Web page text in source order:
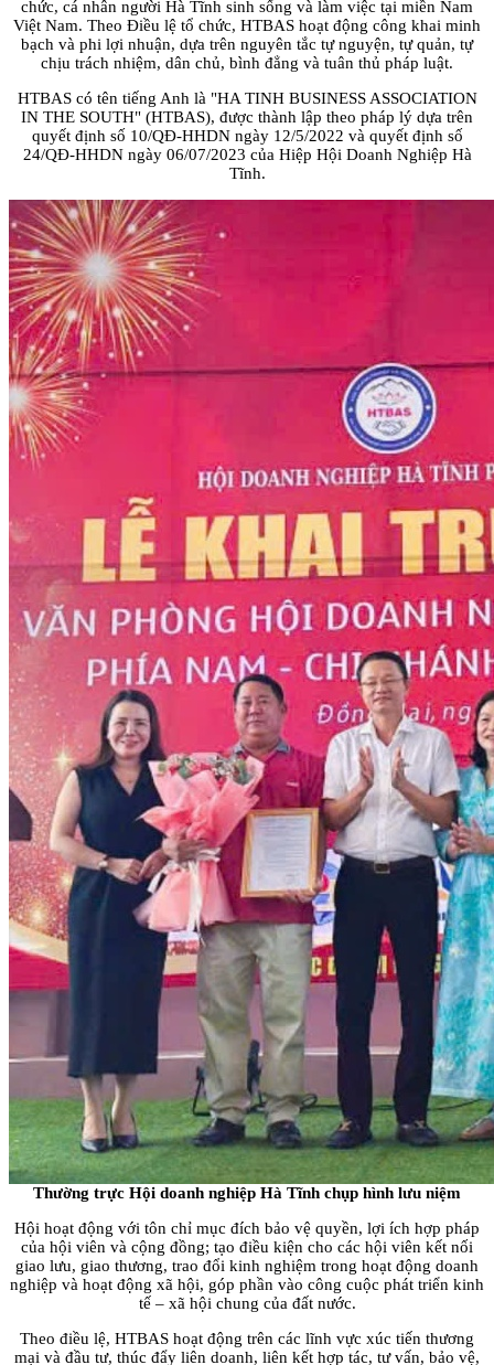
chức, cá nhân người Hà Tĩnh sinh sống và làm việc tại miền Nam
Việt Nam. Theo Điều lệ tổ chức, HTBAS hoạt động công khai minh
bạch và phi lợi nhuận, dựa trên nguyên tắc tự nguyện, tự quản, tự
chịu trách nhiệm, dân chủ, bình đẳng và tuân thủ pháp luật.
HTBAS có tên tiếng Anh là "HA TINH BUSINESS ASSOCIATION
IN THE SOUTH" (HTBAS), được thành lập theo pháp lý dựa trên
quyết định số 10/QĐ-HHDN ngày 12/5/2022 và quyết định số
24/QĐ-HHDN ngày 06/07/2023 của Hiệp Hội Doanh Nghiệp Hà
Tĩnh.
Thường trực Hội doanh nghiệp Hà Tĩnh chụp hình lưu niệm
Hội hoạt động với tôn chỉ mục đích bảo vệ quyền, lợi ích hợp pháp
của hội viên và cộng đồng; tạo điều kiện cho các hội viên kết nối
giao lưu, giao thương, trao đổi kinh nghiệm trong hoạt động doanh
nghiệp và hoạt động xã hội, góp phần vào công cuộc phát triển kinh
tế – xã hội chung của đất nước.
Theo điều lệ, HTBAS hoạt động trên các lĩnh vực xúc tiến thương
mại và đầu tư, thúc đẩy liên doanh, liên kết hợp tác, tư vấn, bảo vệ,